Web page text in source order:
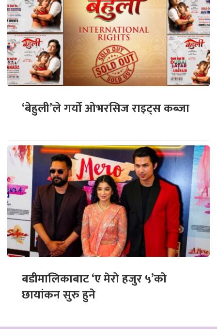
‘बेहुली’ले गर्यो ओभरसिज राइट्स कब्जा
बडीमालिकाबाट ‘ए मेरो हजुर ५’को
छायांकन सुरु हुने